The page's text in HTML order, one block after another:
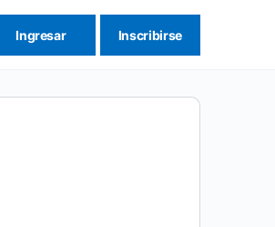
Ingresar Inscribirse